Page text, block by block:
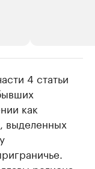
РБК
Посмотрите
4 статьи
как
выделенных